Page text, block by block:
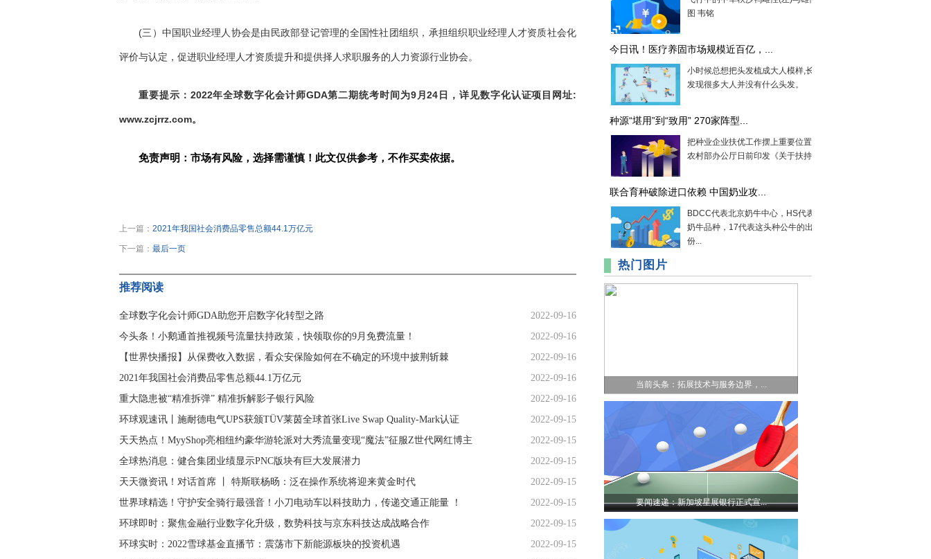
(三）中国职业经理人协会是由民政部登记管理的全国性社团组织，承担组织职业经理人才资质社会化
评价与认定，促进职业经理人才资质提升和提供择人求职服务的人力资源行业协会。
重要提示： 2022年全球数字化会计师GDA第二期统考时间为9月24 日，详见数字化认证项目网址:
www.zcjrrz.com。
免责声明：市场有风险，选择需谨慎！此文仅供参考，不作买卖依据。
上一篇： 2021年我国社会消费品零售总额44.1万亿元
下一篇： 最后一页
推荐阅读
全球数字化会计师GDA助您开启数字化转型之路
2022-09-16
今头条！小鹅通首推视频号流量扶持政策，快领取你的9月免费流量！
2022-09-16
【世界快播报】从保费收入数据，看众安保险如何在不确定的环境中披荆斩棘
2022-09-16
2021年我国社会消费品零售总额44.1万亿元
2022-09-16
重大隐患被“精准拆弹” 精准拆解影子银行风险
2022-09-16
环球观速讯丨施耐德电气UPS获颁TÜV莱茵全球首张Live Swap Quality-Mark认证
2022-09-15
天天热点！MyyShop亮相纽约豪华游轮派对大秀流量变现“魔法”征服Z世代网红博主
2022-09-15
全球热消息：健合集团业绩显示PNC版块有巨大发展潜力
2022-09-15
天天微资讯！对话首席 丨 特斯联杨旸：泛在操作系统将迎来黄金时代
2022-09-15
世界球精选！守护安全骑行最强音！小刀电动车以科技助力，传递交通正能量 ！
2022-09-15
环球即时：聚焦金融行业数字化升级，数势科技与京东科技达成战略合作
2022-09-15
环球实时：2022雪球基金直播节：震荡市下新能源板块的投资机遇
2022-09-15
图 韦铭
今日讯！医疗养固市场规模近百亿，...
小时候总想把头发梳成大人模样,长大了才
发现很多大人并没有什么头发。
种源“堪用”到“致用” 270家阵型...
把种业企业扶优工作摆上重要位置。农业
农村部办公厅日前印发《关于扶持国家...
联合育种破除进口依赖 中国奶业攻...
BDCC代表北京奶牛中心，HS代表荷斯坦
奶牛品种，17代表这头种公牛的出生年
份...
热门图片
当前头条：拓展技术与服务边界，...
要闻速递：新加坡星展银行正式宣...